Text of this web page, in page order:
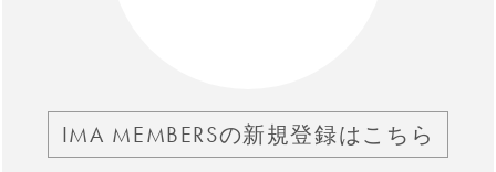
IMA MEMBERSの新規登録はこちら